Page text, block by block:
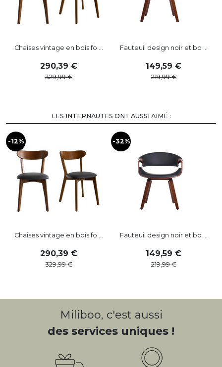
Chaises vintage en bois fo ...
290,39
329,99
Fauteuil design noir et bo ...
149,59
219,99
LES INTERNAUTES ONT AUSSI AIMÉ :
-12%
Chaises vintage en bois fo ...
290,39
329,99
-32%
Fauteuil design noir et bo ...
149,59
219,99
Miliboo, c'est aussi
des services uniques !